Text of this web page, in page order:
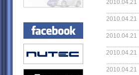
2010.04.21
2010.04.21
2010.04.21
2010.04.21
2010.04.21